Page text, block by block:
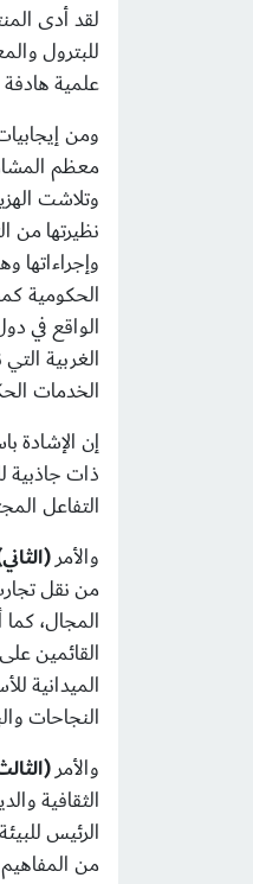
لقد أدى
للبترول
علمية
ومن
معظم
وتلاشت
نظيرتها من
الحكومية
الواقع في
الغربية
الخدمات
إن الإشادة
ذات جاذبية
التفاعل
والأمر
من نقل
المجال،
القائمين
الميدانية
النجاحات
والأمر
الثقافية
الرئيس
من